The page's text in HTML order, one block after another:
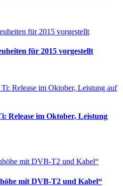
für 2015 vorgestellt
Release im Oktober, Leistung
mit DVB-T2 und Kabel“